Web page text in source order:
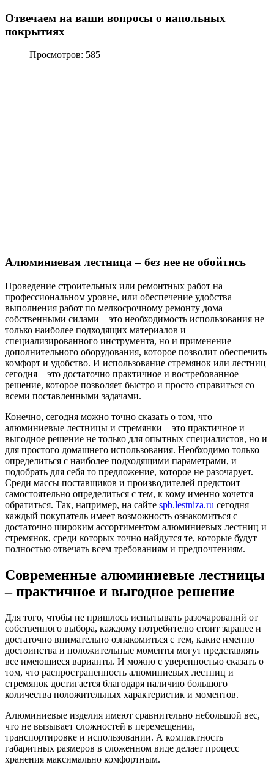
Отвечаем на ваши вопросы о напольных
покрытиях
Просмотров: 585
Алюминиевая лестница – без нее не обойтись
Проведение строительных или ремонтных работ на
профессиональном уровне, или обеспечение удобства
выполнения работ по мелкосрочному ремонту дома
собственными силами – это необходимость использования не
только наиболее подходящих материалов и
специализированного инструмента, но и применение
дополнительного оборудования, которое позволит обеспечить
комфорт и удобство. И использование стремянок или лестниц
сегодня – это достаточно практичное и востребованное
решение, которое позволяет быстро и просто справиться со
всеми поставленными задачами.
Конечно, сегодня можно точно сказать о том, что
алюминиевые лестницы и стремянки – это практичное и
выгодное решение не только для опытных специалистов, но и
для простого домашнего использования. Необходимо только
определиться с наиболее подходящими параметрами, и
подобрать для себя то предложение, которое не разочарует.
Среди массы поставщиков и производителей предстоит
самостоятельно определиться с тем, к кому именно хочется
обратиться. Так, например, на сайте spb.lestniza.ru сегодня
каждый покупатель имеет возможность ознакомиться с
достаточно широким ассортиментом алюминиевых лестниц и
стремянок, среди которых точно найдутся те, которые будут
полностью отвечать всем требованиям и предпочтениям.
Современные алюминиевые лестницы
– практичное и выгодное решение
Для того, чтобы не пришлось испытывать разочарований от
собственного выбора, каждому потребителю стоит заранее и
достаточно внимательно ознакомиться с тем, какие именно
достоинства и положительные моменты могут представлять
все имеющиеся варианты. И можно с уверенностью сказать о
том, что распространенность алюминиевых лестниц и
стремянок достигается благодаря наличию большого
количества положительных характеристик и моментов.
Алюминиевые изделия имеют сравнительно небольшой вес,
что не вызывает сложностей в перемещении,
транспортировке и использовании. А компактность
габаритных размеров в сложенном виде делает процесс
хранения максимально комфортным.